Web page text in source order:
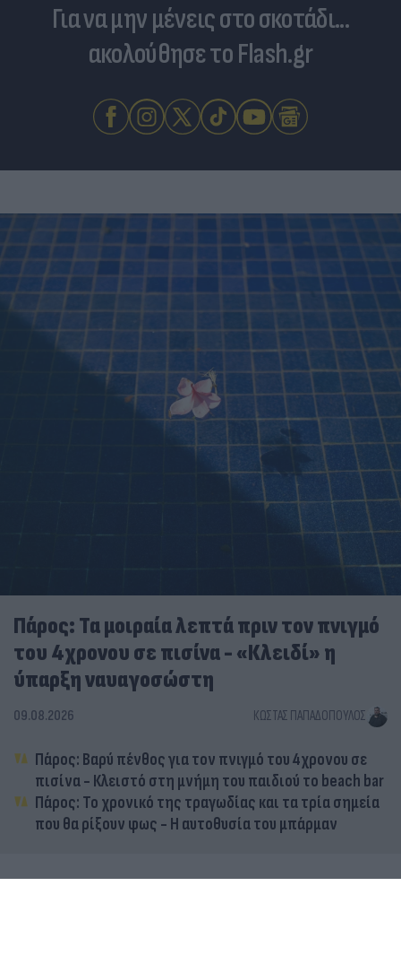
Για να μην μένεις στο σκοτάδι...
ακολούθησε το Flash.gr
Πάρος: Τα μοιραία λεπτά πριν τον πνιγμό
του 4χρονου σε πισίνα - «Κλειδί» η
ύπαρξη ναυαγοσώστη
09.08.2026 ΚΏΣΤΑΣ ΠΑΠΑΔΌΠΟΥΛΟΣ
Πάρος: Βαρύ πένθος για τον πνιγμό του 4χρονου σε
πισίνα - Κλειστό στη μνήμη του παιδιού το beach bar
Πάρος: Το χρονικό της τραγωδίας και τα τρία σημεία
που θα ρίξουν φως - Η αυτοθυσία του μπάρμαν